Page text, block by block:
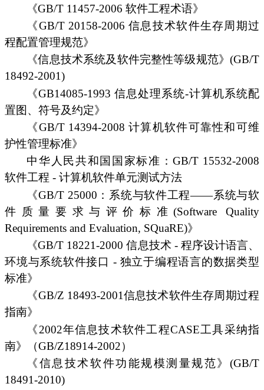
《GB/T 11457-2006 软件工程术语》
《GB/T 20158-2006 信息技术软件生存周期过
程配置管理规范》
《信息技术系统及软件完整性等级规范》(GB/T
18492-2001)
《GB14085-1993 信息处理系统-计算机系统配
置图、符号及约定》
《GB/T 14394-2008 计算机软件可靠性和可维
护性管理标准》
中华人民共和国国家标准：GB/T 15532-2008
软件工程 - 计算机软件单元测试方法
《GB/T 25000：系统与软件工程——系统与软
件质量要求与评价标准(Software Quality
Requirements and Evaluation, SQuaRE)》
《GB/T 18221-2000 信息技术 - 程序设计语言、
环境与系统软件接口 - 独立于编程语言的数据类型
标准》
《GB/Z 18493-2001信息技术软件生存周期过程
指南》
《2002年信息技术软件工程CASE工具采纳指
南》（GB/Z18914-2002）
《信息技术软件功能规模测量规范》(GB/T
18491-2010)